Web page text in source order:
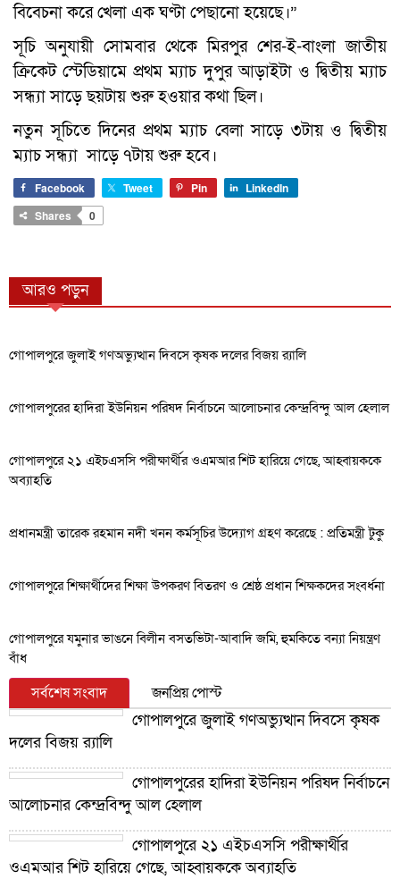
বিবেচনা করে খেলা এক ঘণ্টা পেছানো হয়েছে।”
সূচি অনুযায়ী সোমবার থেকে মিরপুর শের-ই-বাংলা জাতীয়
ক্রিকেট স্টেডিয়ামে প্রথম ম্যাচ দুপুর আড়াইটা ও দ্বিতীয় ম্যাচ
সন্ধ্যা সাড়ে ছয়টায় শুরু হওয়ার কথা ছিল।
নতুন সূচিতে দিনের প্রথম ম্যাচ বেলা সাড়ে ৩টায় ও দ্বিতীয়
ম্যাচ সন্ধ্যা সাড়ে ৭টায় শুরু হবে।
Facebook Tweet Pin
LinkedIn
Shares
0
আরও পড়ুন
গোপালপুরে জুলাই গণঅভ্যুত্থান দিবসে কৃষক দলের বিজয় র‍্যালি
গোপালপুরের হাদিরা ইউনিয়ন পরিষদ নির্বাচনে আলোচনার কেন্দ্রবিন্দু আল হেলাল
গোপালপুরে ২১ এইচএসসি পরীক্ষার্থীর ওএমআর শিট হারিয়ে গেছে, আহ্বায়ককে
অব্যাহতি
প্রধানমন্ত্রী তারেক রহমান নদী খনন কর্মসূচির উদ্যোগ গ্রহণ করেছে : প্রতিমন্ত্রী টুকু
গোপালপুরে শিক্ষার্থীদের শিক্ষা উপকরণ বিতরণ ও শ্রেষ্ঠ প্রধান শিক্ষকদের সংবর্ধনা
গোপালপুরে যমুনার ভাঙনে বিলীন বসতভিটা-আবাদি জমি, হুমকিতে বন্যা নিয়ন্ত্রণ
বাঁধ
সর্বশেষ সংবাদ জনপ্রিয় পোস্ট
গোপালপুরে জুলাই গণঅভ্যুত্থান দিবসে কৃষক
দলের বিজয় র‍্যালি
গোপালপুরের হাদিরা ইউনিয়ন পরিষদ নির্বাচনে
আলোচনার কেন্দ্রবিন্দু আল হেলাল
গোপালপুরে ২১ এইচএসসি পরীক্ষার্থীর
ওএমআর শিট হারিয়ে গেছে, আহ্বায়ককে অব্যাহতি